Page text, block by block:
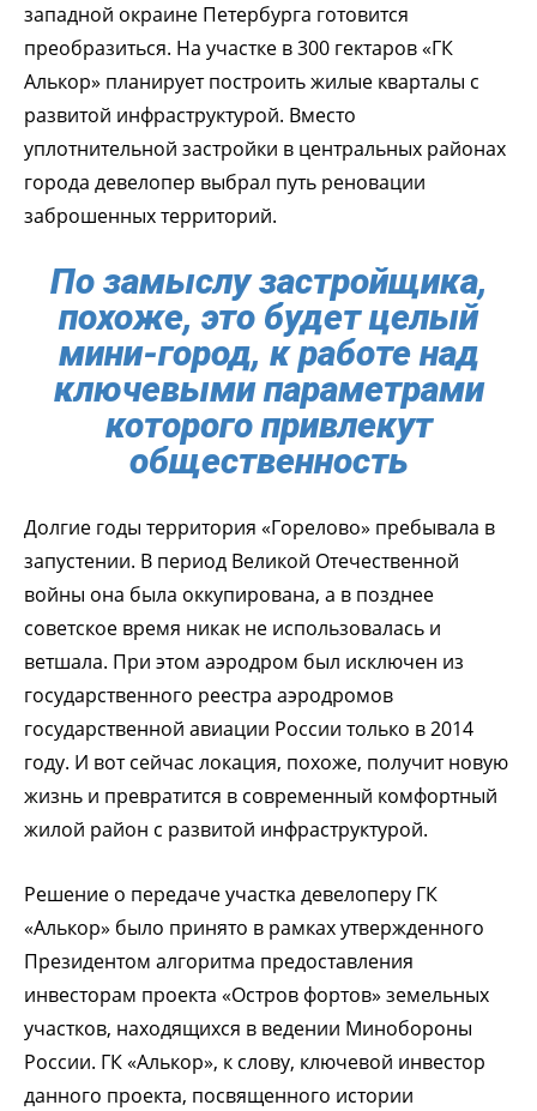
западной окраине Петербурга готовится
преобразиться. На участке в 300 гектаров «ГК
Алькор» планирует построить жилые кварталы с
развитой инфраструктурой. Вместо
уплотнительной застройки в центральных районах
города девелопер выбрал путь реновации
заброшенных территорий.
По замыслу застройщика,
похоже, это будет целый
мини-город, к работе над
ключевыми параметрами
которого привлекут
общественность
Долгие годы территория «Горелово» пребывала в
запустении. В период Великой Отечественной
войны она была оккупирована, а в позднее
советское время никак не использовалась и
ветшала. При этом аэродром был исключен из
государственного реестра аэродромов
государственной авиации России только в 2014
году. И вот сейчас локация, похоже, получит новую
жизнь и превратится в современный комфортный
жилой район с развитой инфраструктурой.
Решение о передаче участка девелоперу ГК
«Алькор» было принято в рамках утвержденного
Президентом алгоритма предоставления
инвесторам проекта «Остров фортов» земельных
участков, находящихся в ведении Минобороны
России. ГК «Алькор», к слову, ключевой инвестор
данного проекта, посвященного истории